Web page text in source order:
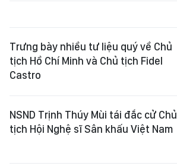
Trưng bày nhiều tư liệu quý về Chủ
tịch Hồ Chí Minh và Chủ tịch Fidel
Castro
NSND Trịnh Thúy Mùi tái đắc cử Chủ
tịch Hội Nghệ sĩ Sân khấu Việt Nam